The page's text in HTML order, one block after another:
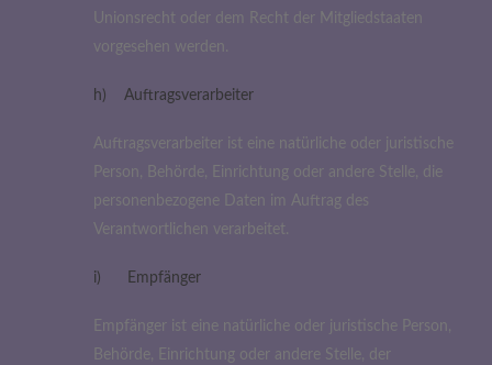
Unionsrecht oder dem Recht der Mitgliedstaaten
vorgesehen werden.
h) Auftragsverarbeiter
Auftragsverarbeiter ist eine natürliche oder juristische
Person, Behörde, Einrichtung oder andere Stelle, die
personenbezogene Daten im Auftrag des
Verantwortlichen verarbeitet.
i) Empfänger
Empfänger ist eine natürliche oder juristische Person,
Behörde, Einrichtung oder andere Stelle, der